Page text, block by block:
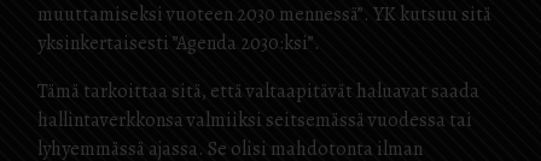
muuttamiseksi vuoteen 2030 mennessä”. YK kutsuu sitä
yksinkertaisesti ”Agenda 2030:ksi”.
Tämä tarkoittaa sitä, että valtaapitävät haluavat saada
hallintaverkkonsa valmiiksi seitsemässä vuodessa tai
lyhyemmässä ajassa. Se olisi mahdotonta ilman